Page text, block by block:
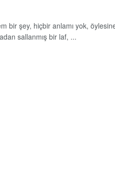
bir şey, hiçbir anlamı yok,
sallanmış bir laf, ...